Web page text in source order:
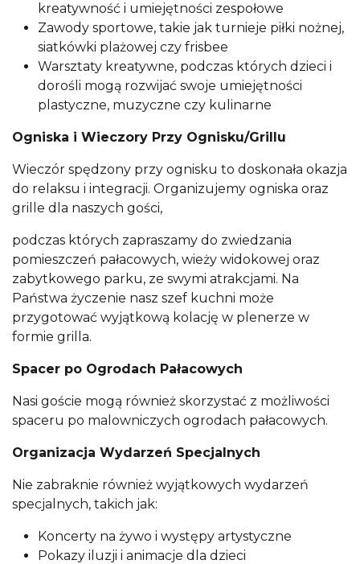
kreatywność i umiejętności zespołowe
Zawody sportowe, takie jak turnieje piłki nożnej,
siatkówki plażowej czy frisbee
Warsztaty kreatywne, podczas których dzieci i
dorośli mogą rozwijać swoje umiejętności
plastyczne, muzyczne czy kulinarne
Ogniska i Wieczory Przy Ognisku/Grillu
Wieczór spędzony przy ognisku to doskonała okazja
do relaksu i integracji. Organizujemy ogniska oraz
grille dla naszych gości,
podczas których zapraszamy do zwiedzania
pomieszczeń pałacowych, wieży widokowej oraz
zabytkowego parku, ze swymi atrakcjami. Na
Państwa życzenie nasz szef kuchni może
przygotować wyjątkową kolację w plenerze w
formie grilla.
Spacer po Ogrodach Pałacowych
Nasi goście mogą również skorzystać z możliwości
spaceru po malowniczych ogrodach pałacowych.
Organizacja Wydarzeń Specjalnych
Nie zabraknie również wyjątkowych wydarzeń
specjalnych, takich jak:
Koncerty na żywo i występy artystyczne
Pokazy iluzji i animacje dla dzieci